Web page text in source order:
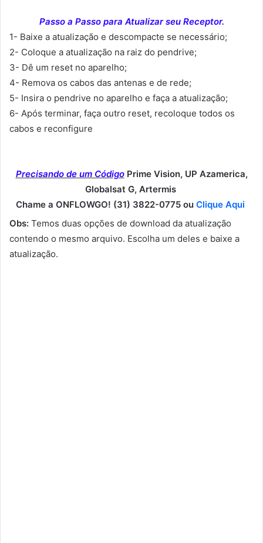
Passo a Passo para Atualizar seu Receptor.
1- Baixe a atualização e descompacte se necessário;
2- Coloque a atualização na raiz do pendrive;
3- Dê um reset no aparelho;
4- Remova os cabos das antenas e de rede;
5- Insira o pendrive no aparelho e faça a atualização;
6- Após terminar, faça outro reset, recoloque todos os
cabos e reconfigure
Precisando de um Código Prime Vision, UP Azamerica,
Globalsat G, Artermis
Chame a ONFLOWGO! (31) 3822-0775 ou Clique Aqui
Obs: Temos duas opções de download da atualização
contendo o mesmo arquivo. Escolha um deles e baixe a
atualização.